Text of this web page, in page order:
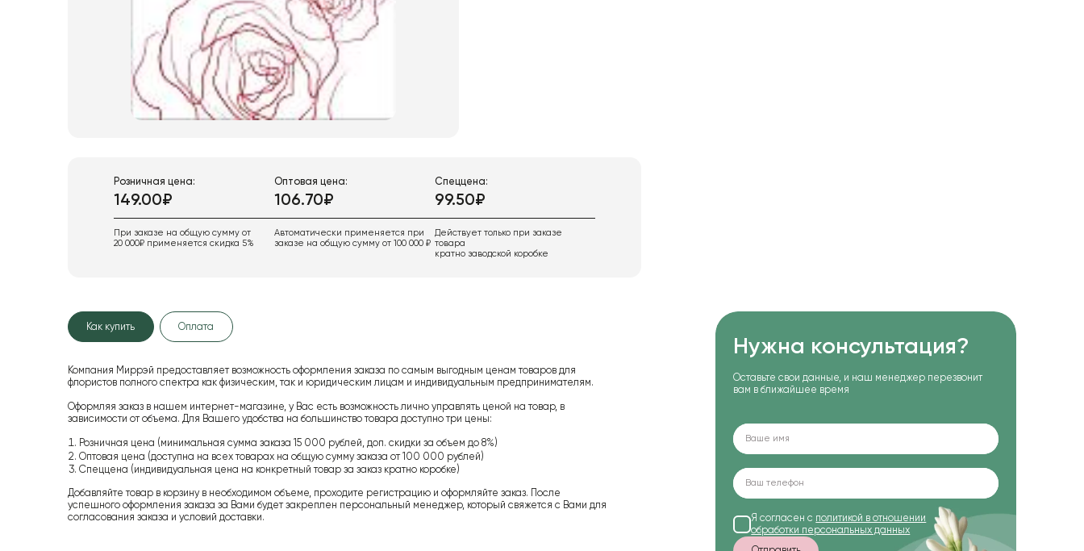
Розничная цена:
149.00₽
При заказе на общую сумму от
20 000₽ применяется скидка 5%
Оптовая цена:
106.70₽
Автоматически применяется при
заказе на общую сумму от 100 000 ₽
Спеццена:
99.50₽
Действует только при заказе
товара
кратно заводской коробке
Как купить Оплата
Компания Миррэй предоставляет возможность оформления заказа по самым выгодным ценам товаров для
флористов полного спектра как физическим, так и юридическим лицам и индивидуальным предпринимателям.
Оформляя заказ в нашем интернет-магазине, у Вас есть возможность лично управлять ценой на товар, в
зависимости от объема. Для Вашего удобства на большинство товара доступно три цены:
Розничная цена (минимальная сумма заказа 15 000 рублей, доп. скидки за объем до 8%)
Оптовая цена (доступна на всех товарах на общую сумму заказа от 100 000 рублей)
Спеццена (индивидуальная цена на конкретный товар за заказ кратно коробке)
Добавляйте товар в корзину в необходимом объеме, проходите регистрацию и оформляйте заказ. После
успешного оформления заказа за Вами будет закреплен персональный менеджер, который свяжется с Вами для
согласования заказа и условий доставки.
Нужна консультация?
Оставьте свои данные, и наш менеджер перезвонит
вам в ближайшее время
Я согласен с политикой в отношении
обработки персональных данных